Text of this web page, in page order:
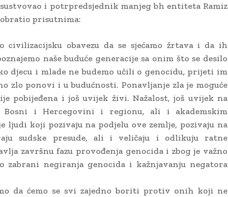
i potrpredsjednik manjeg bh entiteta Ramiz
obratio prisutnima:
civilizacijsku obavezu da se sjećamo žrtava i da ih
naše buduće generacije sa onim što se desilo
djecu i mlade ne budemo učili o genocidu, prijeti im
zlo ponovi i u budućnosti. Ponavljanje zla je moguće
pobijeđena i još uvijek živi. Nažalost, još uvijek na
i Hercegovini i regionu, ali i akademskim
ljudi koji pozivaju na podjelu ove zemlje, pozivaju na
sudske presude, ali i veličaju i odlikuju ratne
završnu fazu provođenja genocida i zbog je važno
zabrani negiranja genocida i kažnjavanju negatora
da ćemo se svi zajedno boriti protiv onih koji ne